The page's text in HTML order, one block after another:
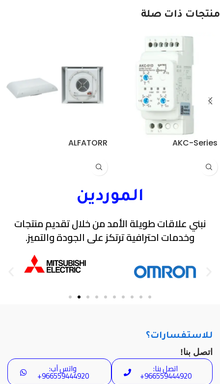
منتجات ذات صلة
AKC-Series
ALFATORR
الموردين
نبني علاقات طويلة الأمد من خلال تقديم منتجات
وخدمات احترافية ترتكز على الجودة والتميز.
للاستفسارات؟
اتصل بنا!
اتصل بنا:
966559444920+
واتس آب:
966559444920+